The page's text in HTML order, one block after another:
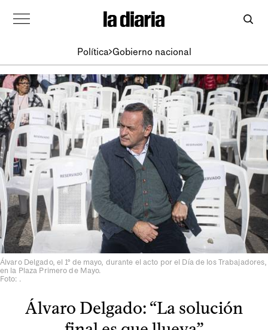
Política Gobierno nacional
Álvaro Delgado, el 1º de mayo, durante el acto por el Día de los Trabajadores,
en la Plaza Primero de Mayo.
Foto: .
Álvaro Delgado: “La solución